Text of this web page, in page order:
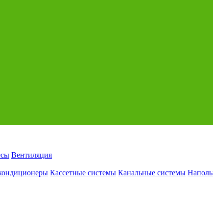
Вентиляция
Кассетные системы Канальные системы